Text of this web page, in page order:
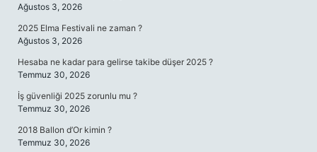
Ağustos 3, 2026
2025 Elma Festivali ne zaman ?
Ağustos 3, 2026
Hesaba ne kadar para gelirse takibe düşer 2025 ?
Temmuz 30, 2026
İş güvenliği 2025 zorunlu mu ?
Temmuz 30, 2026
2018 Ballon d’Or kimin ?
Temmuz 30, 2026